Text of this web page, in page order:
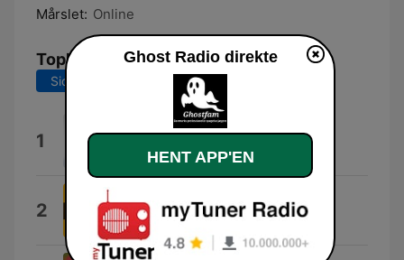
Mårslet: Online
Tophits
Sidste 7 dage Sidste 30 dage
1 Soraye
Eddy Kenzo
2 Tewekweka
Joshua Baraka
Ghost Radio direkte
HENT APP'EN